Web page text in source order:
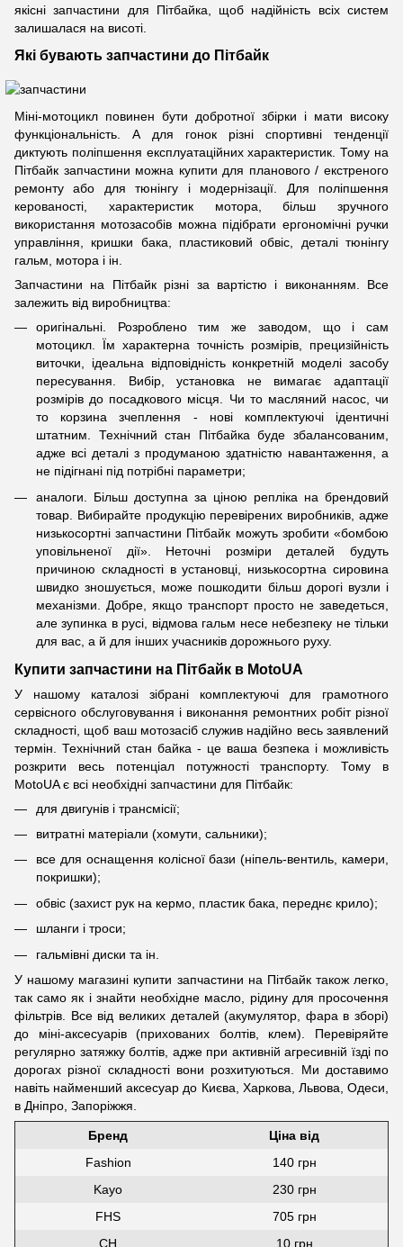
якісні запчастини для Пітбайка, щоб надійність всіх систем
залишалася на висоті.
Які бувають запчастини до Пітбайк
Міні-мотоцикл повинен бути добротної збірки і мати високу
функціональність. А для гонок різні спортивні тенденції
диктують поліпшення експлуатаційних характеристик. Тому на
Пітбайк запчастини можна купити для планового / екстреного
ремонту або для тюнінгу і модернізації. Для поліпшення
керованості, характеристик мотора, більш зручного
використання мотозасобів можна підібрати ергономічні ручки
управління, кришки бака, пластиковий обвіс, деталі тюнінгу
гальм, мотора і ін.
Запчастини на Пітбайк різні за вартістю і виконанням. Все
залежить від виробництва:
оригінальні. Розроблено тим же заводом, що і сам
мотоцикл. Їм характерна точність розмірів, прецизійність
виточки, ідеальна відповідність конкретній моделі засобу
пересування. Вибір, установка не вимагає адаптації
розмірів до посадкового місця. Чи то масляний насос, чи
то корзина зчеплення - нові комплектуючі ідентичні
штатним. Технічний стан Пітбайка буде збалансованим,
адже всі деталі з продуманою здатністю навантаження, а
не підігнані під потрібні параметри;
аналоги. Більш доступна за ціною репліка на брендовий
товар. Вибирайте продукцію перевірених виробників, адже
низькосортні запчастини Пітбайк можуть зробити «бомбою
уповільненої дії». Неточні розміри деталей будуть
причиною складності в установці, низькосортна сировина
швидко зношується, може пошкодити більш дорогі вузли і
механізми. Добре, якщо транспорт просто не заведеться,
але зупинка в русі, відмова гальм несе небезпеку не тільки
для вас, а й для інших учасників дорожнього руху.
Купити запчастини на Пітбайк в MotoUA
У нашому каталозі зібрані комплектуючі для грамотного
сервісного обслуговування і виконання ремонтних робіт різної
складності, щоб ваш мотозасіб служив надійно весь заявлений
термін. Технічний стан байка - це ваша безпека і можливість
розкрити весь потенціал потужності транспорту. Тому в
MotoUA є всі необхідні запчастини для Пітбайк:
для двигунів і трансмісії;
витратні матеріали (хомути, сальники);
все для оснащення колісної бази (ніпель-вентиль, камери,
покришки);
обвіс (захист рук на кермо, пластик бака, переднє крило);
шланги і троси;
гальмівні диски та ін.
У нашому магазині купити запчастини на Пітбайк також легко,
так само як і знайти необхідне масло, рідину для просочення
фільтрів. Все від великих деталей (акумулятор, фара в зборі)
до міні-аксесуарів (прихованих болтів, клем). Перевіряйте
регулярно затяжку болтів, адже при активній агресивній їзді по
дорогах різної складності вони розхитуються. Ми доставимо
навіть найменший аксесуар до Києва, Харкова, Львова, Одеси,
в Дніпро, Запоріжжя.
Бренд
Ціна від
Fashion
140 грн
Kayo
230 грн
FHS
705 грн
CH
10 грн